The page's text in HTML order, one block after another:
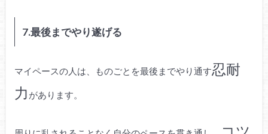
7.最後までやり遂げる
マイペースの人は、ものごとを最後までやり通す忍耐
力 があります。